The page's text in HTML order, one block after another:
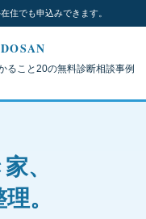
住でも申込みできます。
ること 20の無料診断相談事例
、
。